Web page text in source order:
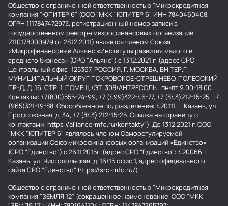
Общество с ограниченной ответственностью "Микрокредитная
компания "ЮПИТЕР 6" (ООО "МКК "ЮПИТЕР 6", ИНН 7840460408,
ОГРН 1117847472973, регистрационный номер записи в
государственном реестре микрофинансовых организаций
2110178000979 от 28.12.2011) является членом Союза
«Микрофинансовый Альянс «Институты развития малого и
среднего бизнеса» (СРО "Альянс") с 13.12.2021 г. (адрес СРО
Центральный офис: 125367, РОССИЯ, Г. МОСКВА, ВН.ТЕР.Г.
МУНИЦИПАЛЬНЫЙ ОКРУГ ПОКРОВСКОЕ-СТРЕШНЕВО, ПОЛЕССКИЙ
ПР-Д, Д. 16, СТР. 1, ПОМЕЩ./ЭТ. 308/АНТРЕСОЛЬ., пн-пт 9.00-18.00.
Контакты: +7(800)555-24-99, +7 (499)322-46-77, +7 (843)212-15-25, +7
(965)321-19-88. Обособленное подразделение: 420111, г. Казань, ул.
Профсоюзная, д. 34, +7 (843) 212-15-25. Ссылка на страницу с
контактами: https://alliance-mfo.ru/kontakty"). До 13.12.2021 г. ООО
"МКК "ЮПИТЕР 6" являлось членом Саморегулируемой
организации Союз микрофинансовых организаций «Единство»
(СРО "Единство") с 26.11.2015г. (адрес СРО "Единство": 420066, г.
Казань, ул. Чистопольская, д. 16/15 офис 1, адрес официального
сайта СРО "Единство" https://sro-mfo.ru/)
Общество с ограниченной ответственностью "Микрокредитная
компания "ЗЕМЛЯ 12" (сокращенное наименование: ООО "МКК